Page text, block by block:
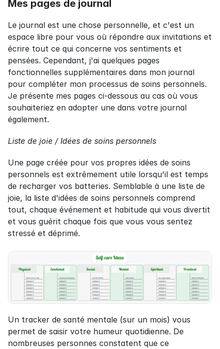
Mes pages de journal
Le journal est une chose personnelle, et c'est un
espace libre pour vous où répondre aux invitations et
écrire tout ce qui concerne vos sentiments et
pensées. Cependant, j'ai quelques pages
fonctionnelles supplémentaires dans mon journal
pour compléter mon processus de soins personnels.
Je présente mes pages ci-dessous au cas où vous
souhaiteriez en adopter une dans votre journal
également.
Liste de joie / Idées de soins personnels
Une page créée pour vos propres idées de soins
personnels est extrêmement utile lorsqu'il est temps
de recharger vos batteries. Semblable à une liste de
joie, la liste d'idées de soins personnels comprend
tout, chaque événement et habitude qui vous divertit
et vous guérit chaque fois que vous vous sentez
stressé et déprimé.
Un tracker de santé mentale (sur un mois) vous
permet de saisir votre humeur quotidienne. De
nombreuses personnes constatent que ce